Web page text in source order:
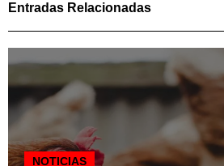
Entradas Relacionadas
NOTICIAS